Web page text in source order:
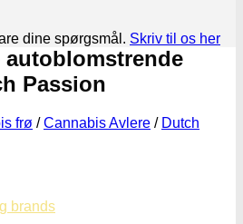
brands
dine spørgsmål. Skriv til os her
Passion
frø / Cannabis Avlere / Dutch